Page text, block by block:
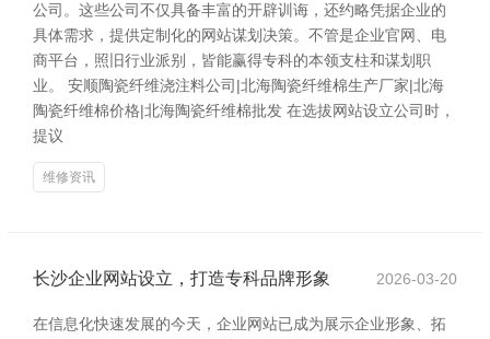
公司。这些公司不仅具备丰富的开辟训诲，还约略凭据企业的
具体需求，提供定制化的网站谋划决策。不管是企业官网、电
商平台，照旧行业派别，皆能赢得专科的本领支柱和谋划职
业。 安顺陶瓷纤维浇注料公司|北海陶瓷纤维棉生产厂家|北海
陶瓷纤维棉价格|北海陶瓷纤维棉批发 在选拔网站设立公司时，
提议
维修资讯
长沙企业网站设立，打造专科品牌形象 2026-03-20
在信息化快速发展的今天，企业网站已成为展示企业形象、拓